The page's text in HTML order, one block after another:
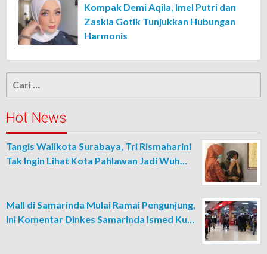
Kompak Demi Aqila, Imel Putri dan
Zaskia Gotik Tunjukkan Hubungan
Harmonis
Cari
untuk:
Hot News
Tangis Walikota Surabaya, Tri Rismaharini
Tak Ingin Lihat Kota Pahlawan Jadi Wuh…
Mall di Samarinda Mulai Ramai Pengunjung,
Ini Komentar Dinkes Samarinda Ismed Ku…